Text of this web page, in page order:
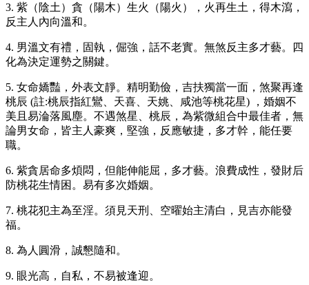
3. 紫（陰土）貪（陽木）生火（陽火），火再生土，得木瀉，
反主人內向溫和。
4. 男溫文有禮，固執，倔強，話不老實。無煞反主多才藝。四
化為決定運勢之關鍵。
5. 女命嬌豔，外表文靜。精明勤儉，吉扶獨當一面，煞聚再逢
桃辰 (註:桃辰指紅鸞、天喜、天姚、咸池等桃花星) ，婚姻不
美且易淪落風塵。不遇煞星、桃辰，為紫微組合中最佳者，無
論男女命，皆主人豪爽，堅強，反應敏捷，多才幹，能任要
職。
6. 紫貪居命多煩悶，但能伸能屈，多才藝。浪費成性，發財后
防桃花生情困。易有多次婚姻。
7. 桃花犯主為至淫。須見天刑、空曜始主清白，見吉亦能發
福。
8. 為人圓滑，誠懇隨和。
9. 眼光高，自私，不易被逢迎。